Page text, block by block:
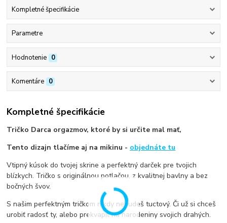
Kompletné špecifikácie
Parametre
Hodnotenie 0
Komentáre 0
Kompletné špecifikácie
Tričko Darca orgazmov, ktoré by si určite mal mať,
Tento dizajn tlačíme aj na mikinu - objednáte tu
Vtipný kúsok do tvojej skrine a perfektný darček pre tvojich
blízkych. Tričko s originálnou potlačou, z kvalitnej bavlny a bez
bočných švov.
S našim perfektným tričkom nikdy nebudeš tuctový. Či už si chceš
urobiť radosť ty, alebo prekvapiť na narodeniny svojich drahých.